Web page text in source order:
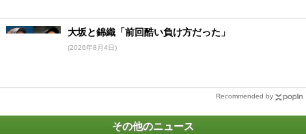
大坂と錦織「前回酷い負け方だった」
(2026年8月4日)
Recommended by
その他のニュース